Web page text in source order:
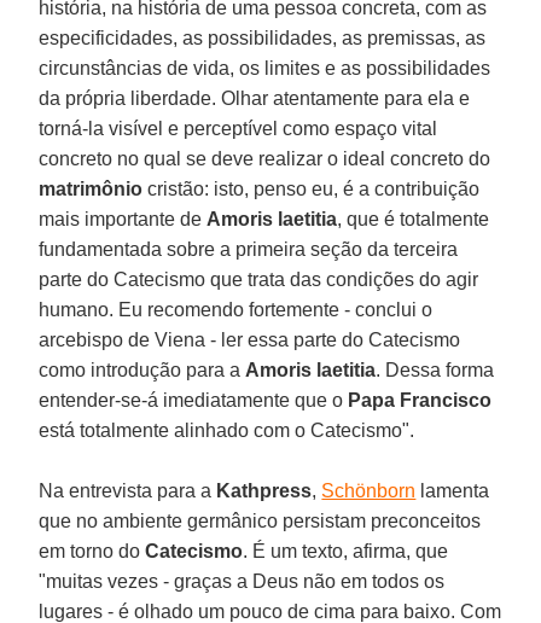
história, na história de uma pessoa concreta, com as
especificidades, as possibilidades, as premissas, as
circunstâncias de vida, os limites e as possibilidades
da própria liberdade. Olhar atentamente para ela e
torná-la visível e perceptível como espaço vital
concreto no qual se deve realizar o ideal concreto do
matrimônio cristão: isto, penso eu, é a contribuição
mais importante de Amoris laetitia, que é totalmente
fundamentada sobre a primeira seção da terceira
parte do Catecismo que trata das condições do agir
humano. Eu recomendo fortemente - conclui o
arcebispo de Viena - ler essa parte do Catecismo
como introdução para a Amoris laetitia. Dessa forma
entender-se-á imediatamente que o Papa Francisco
está totalmente alinhado com o Catecismo".
Na entrevista para a Kathpress, Schönborn lamenta
que no ambiente germânico persistam preconceitos
em torno doCatecismo. É um texto, afirma, que
"muitas vezes - graças a Deus não em todos os
lugares - é olhado um pouco de cima para baixo. Com